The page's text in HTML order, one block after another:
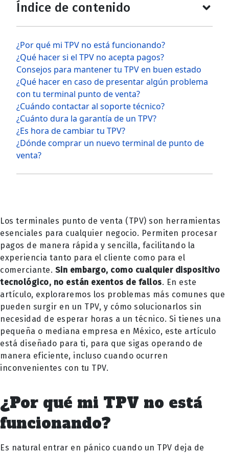
Índice de contenido
¿Por qué mi TPV no está funcionando?
¿Qué hacer si el TPV no acepta pagos?
Consejos para mantener tu TPV en buen estado
¿Qué hacer en caso de presentar algún problema
con tu terminal punto de venta?
¿Cuándo contactar al soporte técnico?
¿Cuánto dura la garantía de un TPV?
¿Es hora de cambiar tu TPV?
¿Dónde comprar un nuevo terminal de punto de
venta?
Los terminales punto de venta (TPV) son herramientas
esenciales para cualquier negocio. Permiten procesar
pagos de manera rápida y sencilla, facilitando la
experiencia tanto para el cliente como para el
comerciante. Sin embargo, como cualquier dispositivo
tecnológico, no están exentos de fallos. En este
artículo, exploraremos los problemas más comunes que
pueden surgir en un TPV, y cómo solucionarlos sin
necesidad de esperar horas a un técnico. Si tienes una
pequeña o mediana empresa en México, este artículo
está diseñado para ti, para que sigas operando de
manera eficiente, incluso cuando ocurren
inconvenientes con tu TPV.
¿Por qué mi TPV no está
funcionando?
Es natural entrar en pánico cuando un TPV deja de